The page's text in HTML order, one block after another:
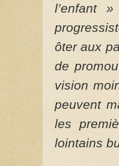
l’enfant
ôter aux
de
vision
peuvent
les
lointains